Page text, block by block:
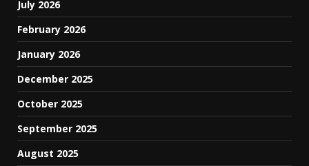
July 2026
February 2026
January 2026
December 2025
October 2025
September 2025
August 2025